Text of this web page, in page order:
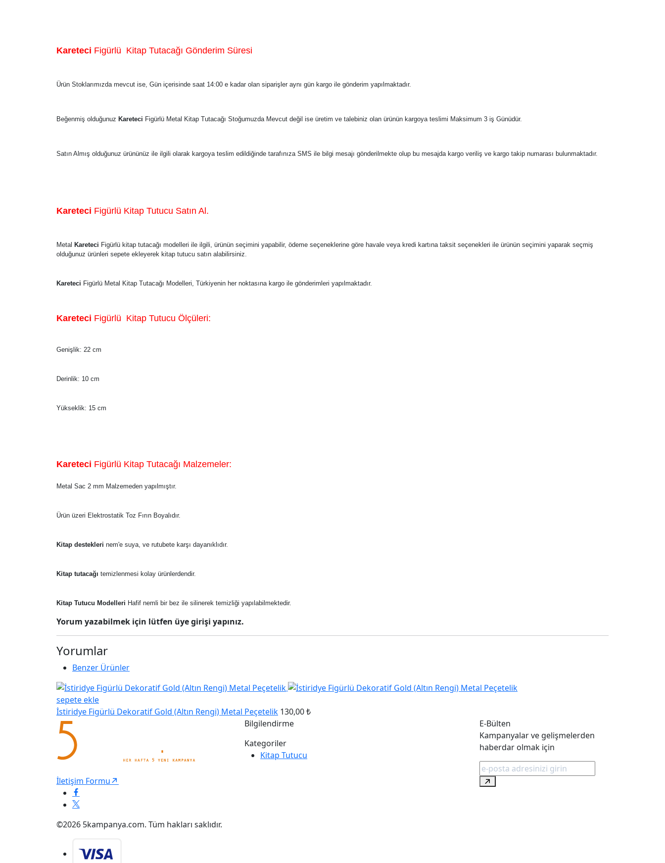
Kareteci Figürlü Kitap Tutacağı Gönderim Süresi
Ürün Stoklarımızda mevcut ise, Gün içerisinde saat 14:00 e kadar olan siparişler aynı gün kargo ile gönderim yapılmaktadır.
Beğenmiş olduğunuz Kareteci Figürlü Metal Kitap Tutacağı Stoğumuzda Mevcut değil ise üretim ve talebiniz olan ürünün kargoya teslimi Maksimum 3 iş Günüdür.
Satın Almış olduğunuz ürününüz ile ilgili olarak kargoya teslim edildiğinde tarafınıza SMS ile bilgi mesajı gönderilmekte olup bu mesajda kargo veriliş ve kargo takip numarası bulunmaktadır.
Kareteci Figürlü Kitap Tutucu Satın Al.
Metal Kareteci Figürlü kitap tutacağı modelleri ile ilgili, ürünün seçimini yapabilir, ödeme seçeneklerine göre havale veya kredi kartına taksit seçenekleri ile ürünün seçimini yaparak seçmiş
olduğunuz ürünleri sepete ekleyerek kitap tutucu satın alabilirsiniz.
Kareteci Figürlü Metal Kitap Tutacağı Modelleri, Türkiyenin her noktasına kargo ile gönderimleri yapılmaktadır.
Kareteci Figürlü Kitap Tutucu Ölçüleri:
Genişlik: 22 cm
Derinlik: 10 cm
Yükseklik: 15 cm
Kareteci Figürlü Kitap Tutacağı Malzemeler:
Metal Sac 2 mm Malzemeden yapılmıştır.
Ürün üzeri Elektrostatik Toz Fırın Boyalıdır.
Kitap destekleri nem'e suya, ve rutubete karşı dayanıklıdır.
Kitap tutacağı temizlenmesi kolay ürünlerdendir.
Kitap Tutucu Modelleri Hafif nemli bir bez ile silinerek temizliği yapılabilmektedir.
Yorum yazabilmek için lütfen üye girişi yapınız.
Yorumlar
Benzer Ürünler
sepete ekle
İstiridye Figürlü Dekoratif Gold (Altın Rengi) Metal Peçetelik 130,00 ₺
İletişim Formu
Bilgilendirme
Kategoriler
Kitap Tutucu
E-Bülten
Kampanyalar ve gelişmelerden
haberdar olmak için
©2026 5kampanya.com. Tüm hakları saklıdır.